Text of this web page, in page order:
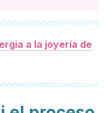
a la joyería de